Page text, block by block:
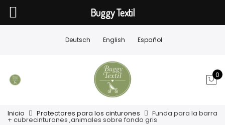
Deutsch English Español
0
Inicio Protectores para los cinturones Funda para la barra
+ cubrecinturones ,animales sobre fondo gris
Buggy Textil